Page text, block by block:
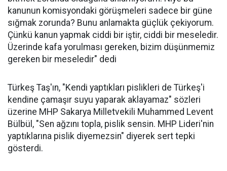
kanunun komisyondaki görüşmeleri sadece bir güne
sığmak zorunda? Bunu anlamakta güçlük çekiyorum.
Çünkü kanun yapmak ciddi bir iştir, ciddi bir meseledir.
Üzerinde kafa yorulması gereken, bizim düşünmemiz
gereken bir meseledir" dedi
Türkeş Taş'ın, "Kendi yaptıkları pislikleri de Türkeş'i
kendine çamaşır suyu yaparak aklayamaz" sözleri
üzerine MHP Sakarya Milletvekili Muhammed Levent
Bülbül, "Sen ağzını topla, pislik sensin. MHP Lideri'nin
yaptıklarına pislik diyemezsin" diyerek sert tepki
gösterdi.